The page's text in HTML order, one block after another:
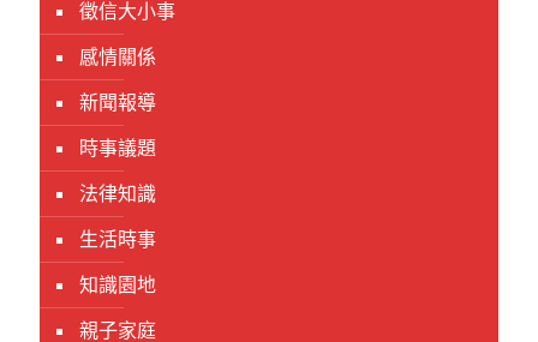
徵信大小事
感情關係
新聞報導
時事議題
法律知識
生活時事
知識園地
親子家庭